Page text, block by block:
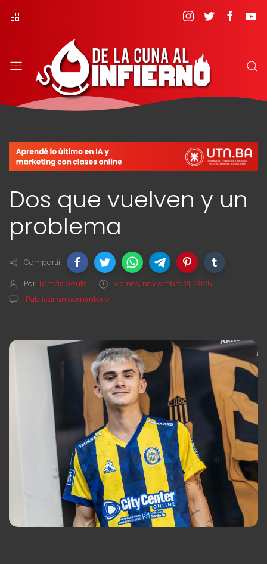
Dos que vuelven y un
problema
Compartir
Por Tomás Gouts
viernes, noviembre 21, 2025
Publicar un comentario